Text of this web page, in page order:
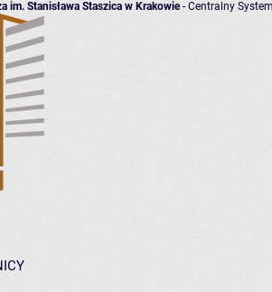
im. Stanisława Staszica w Krakowie- Centralny